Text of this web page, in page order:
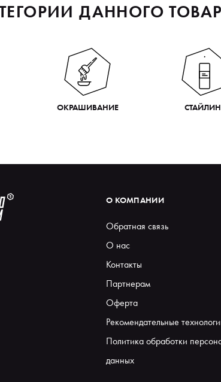
ДАННОГО
ОКРАШИВАНИЕ
О КОМПАНИИ
Обратная связь
О нас
Контакты
Партнерам
Оферта
Рекомендательные
Политика обработки
данных